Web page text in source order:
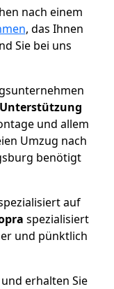
nach einem
, das Ihnen
Sie bei uns
und allem
Umzug nach
benötigt
auf
spezialisiert
und pünktlich
erhalten Sie